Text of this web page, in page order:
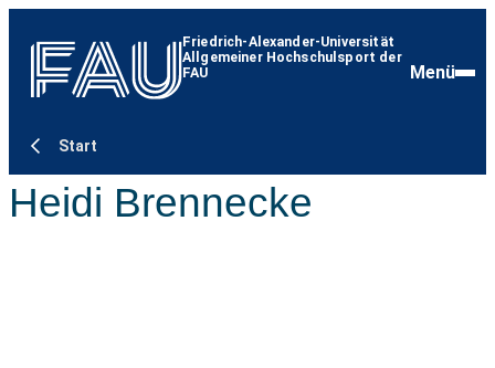
Friedrich-Alexander-Universität
Allgemeiner Hochschulsport der
FAU
Menü
Start
Heidi Brennecke